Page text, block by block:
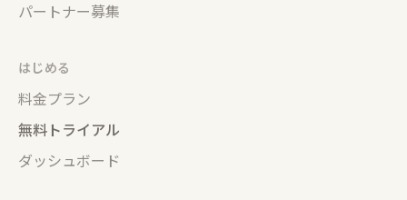
パートナー募集
はじめる
料金プラン
無料トライアル
ダッシュボード